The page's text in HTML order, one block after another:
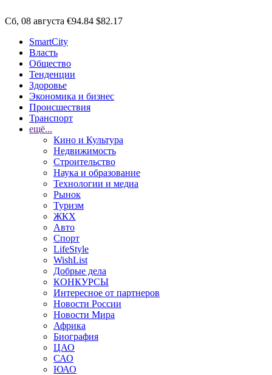
Сб, 08 августа €94.84 $82.17
SmartCity
Власть
Общество
Тенденции
Здоровье
Экономика и бизнес
Происшествия
Транспорт
ещё...
Кино и Культура
Недвижимость
Строительство
Наука и образование
Технологии и медиа
Рынок
Туризм
ЖКХ
Авто
Спорт
LifeStyle
WishList
Добрые дела
КОНКУРСЫ
Интересное от партнеров
Новости России
Новости Мира
Африка
Биография
ЦАО
САО
ЮАО